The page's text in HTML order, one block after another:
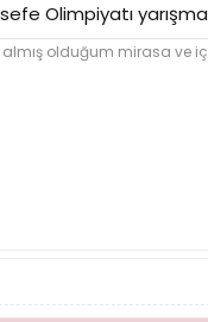
Olimpiyatı
olduğum mirasa ve